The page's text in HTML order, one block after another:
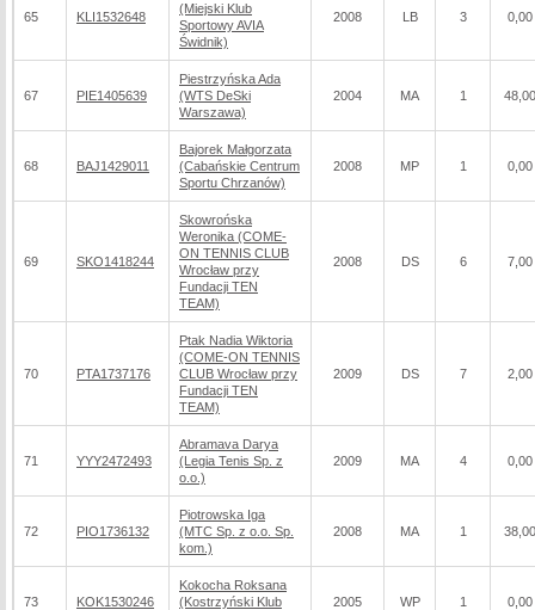
65 KLI1532648
(Miejski Klub
Sportowy AVIA
Świdnik)
2008 LB 3 0,00
67 PIE1405639
Piestrzyńska Ada
(WTS DeSki
Warszawa)
2004 MA 1 48,00
68 BAJ1429011
Bajorek Małgorzata
(Cabańskie Centrum
Sportu Chrzanów)
2008 MP 1 0,00
69 SKO1418244
Skowrońska
Weronika (COME-
ON TENNIS CLUB
Wrocław przy
Fundacji TEN
TEAM)
2008 DS 6 7,00
70 PTA1737176
Ptak Nadia Wiktoria
(COME-ON TENNIS
CLUB Wrocław przy
Fundacji TEN
TEAM)
2009 DS 7 2,00
71 YYY2472493
Abramava Darya
(Legia Tenis Sp. z
o.o.)
2009 MA 4 0,00
72 PIO1736132
Piotrowska Iga
(MTC Sp. z o.o. Sp.
kom.)
2008 MA 1 38,00
73 KOK1530246
Kokocha Roksana
(Kostrzyński Klub
2005 WP 1 0,00